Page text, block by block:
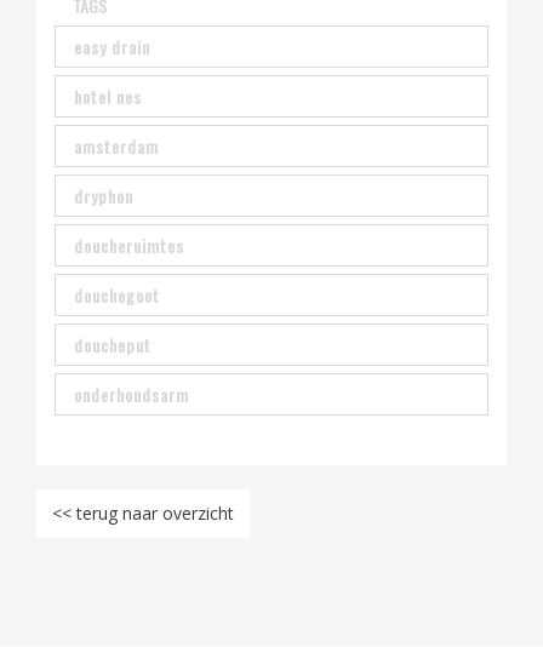
easy drain
hotel nes
amsterdam
dryphon
doucheruimtes
douchegoot
doucheput
onderhoudsarm
<< terug naar overzicht